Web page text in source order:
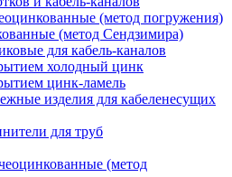
(метод погружения)
(метод Сендзимира)
для кабель-каналов
холодный цинк
цинк-ламель
изделия для кабеленесущих
для труб
(метод